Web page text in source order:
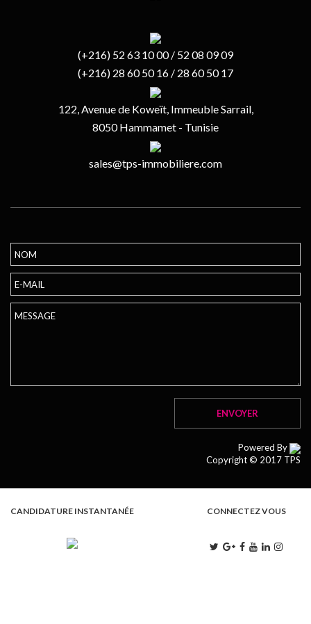
(+216) 52 63 10 00 / 52 08 09 09
(+216) 28 60 50 16 / 28 60 50 17
122, Avenue de Koweït, Immeuble Sarrail,
8050 Hammamet - Tunisie
sales@tps-immobiliere.com
Powered By
Copyright © 2017 TPS
CANDIDATURE INSTANTANÉE CONNECTEZ VOUS